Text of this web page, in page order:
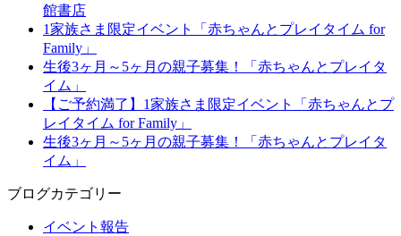
館書店
1家族さま限定イベント「赤ちゃんとプレイタイム for
Family」
生後3ヶ月～5ヶ月の親子募集！「赤ちゃんとプレイタ
イム」
【ご予約満了】1家族さま限定イベント「赤ちゃんとプ
レイタイム for Family」
生後3ヶ月～5ヶ月の親子募集！「赤ちゃんとプレイタ
イム」
ブログカテゴリー
イベント報告